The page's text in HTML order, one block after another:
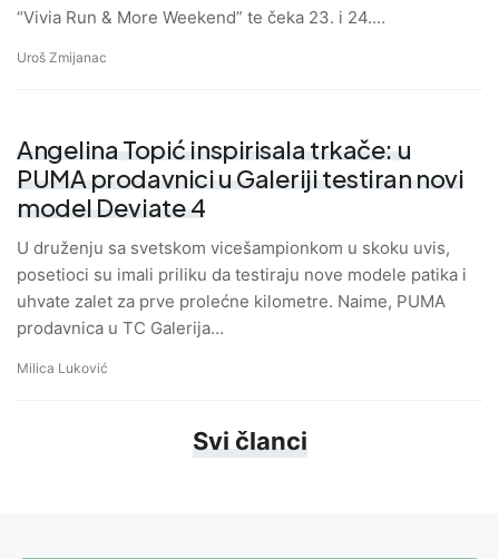
“Vivia Run & More Weekend” te čeka 23. i 24.…
Uroš Zmijanac
Angelina Topić inspirisala trkače: u
PUMA prodavnici u Galeriji testiran novi
model Deviate 4
U druženju sa svetskom vicešampionkom u skoku uvis,
posetioci su imali priliku da testiraju nove modele patika i
uhvate zalet za prve prolećne kilometre. Naime, PUMA
prodavnica u TC Galerija…
Milica Luković
Svi članci